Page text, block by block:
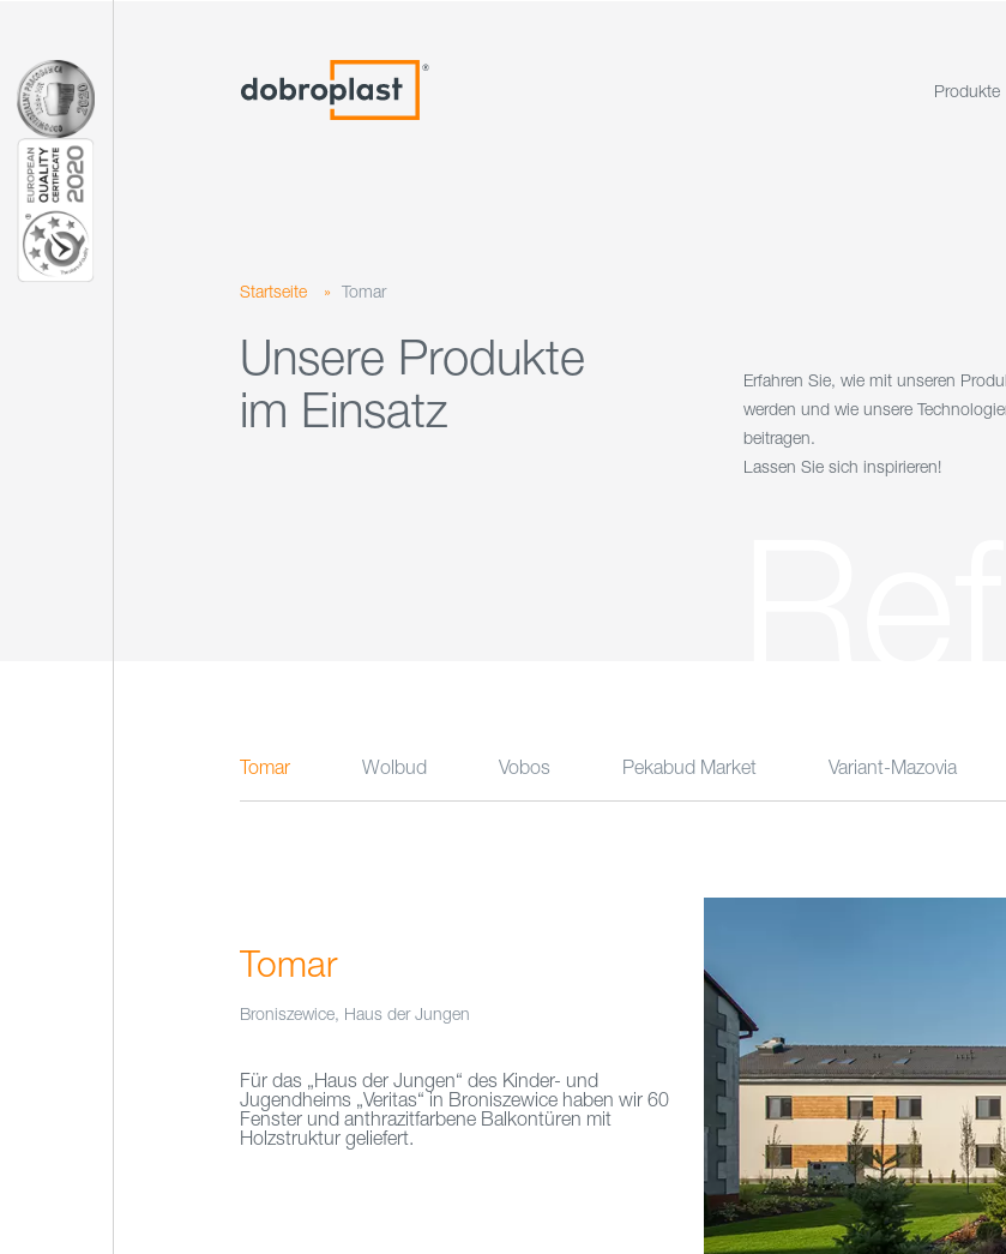
Produkte
Startseite » Tomar
Unsere Produkte
im Einsatz
Erfahren Sie, wie mit unseren
werden und wie unsere
beitragen.
Lassen Sie sich inspirieren!
Tomar Wolbud Vobos Pekabud Market Variant-Mazovia
Tomar
Broniszewice, Haus der Jungen
Für das „Haus der Jungen“ des Kinder- und
Jugendheims „Veritas“ in Broniszewice haben wir 60
Fenster und anthrazitfarbene Balkontüren mit
Holzstruktur geliefert.